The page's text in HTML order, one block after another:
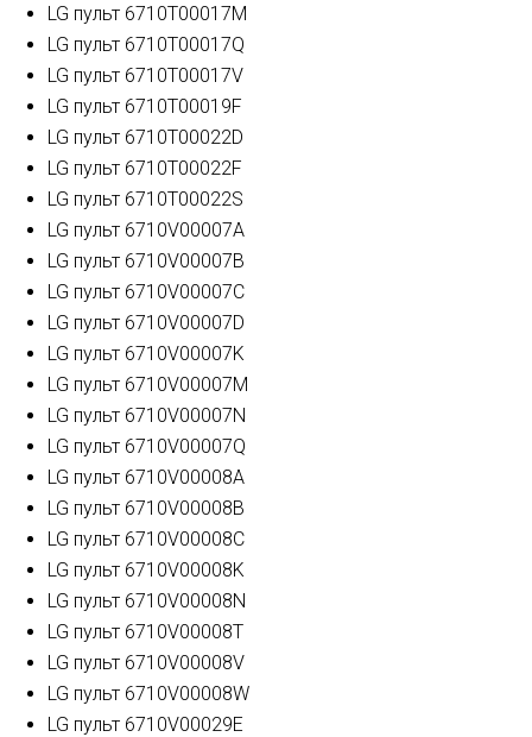
LG пульт 6710T00017M
LG пульт 6710T00017Q
LG пульт 6710T00017V
LG пульт 6710T00019F
LG пульт 6710T00022D
LG пульт 6710T00022F
LG пульт 6710T00022S
LG пульт 6710V00007A
LG пульт 6710V00007B
LG пульт 6710V00007C
LG пульт 6710V00007D
LG пульт 6710V00007K
LG пульт 6710V00007M
LG пульт 6710V00007N
LG пульт 6710V00007Q
LG пульт 6710V00008A
LG пульт 6710V00008B
LG пульт 6710V00008C
LG пульт 6710V00008K
LG пульт 6710V00008N
LG пульт 6710V00008T
LG пульт 6710V00008V
LG пульт 6710V00008W
LG пульт 6710V00029E